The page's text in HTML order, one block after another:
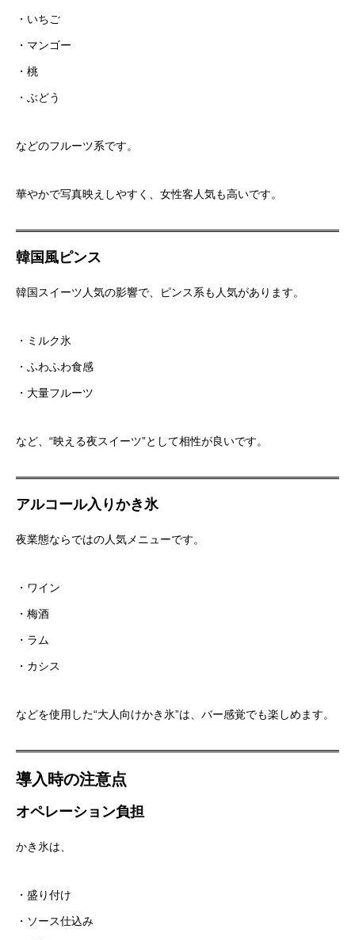
・いちご
・マンゴー
・桃
・ぶどう
などのフルーツ系です。
華やかで写真映えしやすく、女性客人気も高いです。
韓国風ピンス
韓国スイーツ人気の影響で、ピンス系も人気があります。
・ミルク氷
・ふわふわ食感
・大量フルーツ
など、“映える夜スイーツ”として相性が良いです。
アルコール入りかき氷
夜業態ならではの人気メニューです。
・ワイン
・梅酒
・ラム
・カシス
などを使用した“大人向けかき氷”は、バー感覚でも楽しめます。
導入時の注意点
オペレーション負担
かき氷は、
・盛り付け
・ソース仕込み